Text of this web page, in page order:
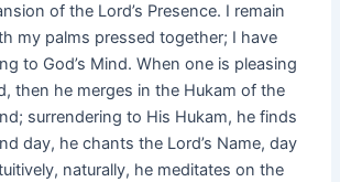
of the Lord’s Presence. I remain
my palms pressed together; I have
to God’s Mind. When one is pleasing
then he merges in the Hukam of the
surrendering to His Hukam, he finds
day, he chants the Lord’s Name, day
naturally, he meditates on the